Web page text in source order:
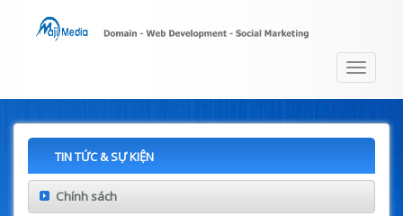
Toggle
TIN TỨC & SỰ KIỆN
Chính sách